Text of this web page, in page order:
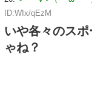
ID:WIx/qEzM
いや各々のス
ゃね？